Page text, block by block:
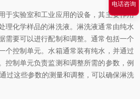
于实验室和工业应用的设备，其主要作用
理化学样品的淋洗液。淋洗液通常由纯水
需要可以进行配制和调整。通常包括一个
个控制单元。水箱通常装有纯水，并通过
控制单元负责监测和调整所需的参数，例
过这些参数的测量和调整，可以确保淋洗
电话咨询